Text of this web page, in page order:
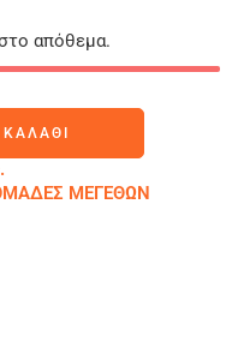
απόθεμα.
ΜΕΓΕΘΩΝ